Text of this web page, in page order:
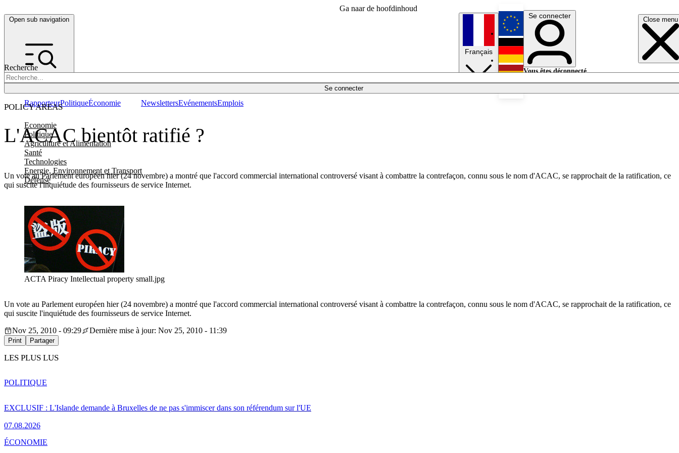
Ga naar de hoofdinhoud
Open sub navigation Close menu
Recherche
Se connecter
POLICY AREAS
Economie
Politique
Agriculture et Alimentation
Santé
Technologies
Energie, Environnement et Transport
Défense
RapporteurPolitiqueÉconomie NewslettersEvénementsEmplois
Français
English
Deutsch
Se connecter
Vous êtes déconnecté.
L'ACAC bientôt ratifié ?
Un vote au Parlement européen hier (24 novembre) a montré que l'accord commercial international controversé visant à combattre la contrefaçon, connu sous le nom d'ACAC, se rapprochait de la ratification, ce
qui suscite l'inquiétude des fournisseurs de service Internet.
ACTA Piracy Intellectual property small.jpg
Un vote au Parlement européen hier (24 novembre) a montré que l'accord commercial international controversé visant à combattre la contrefaçon, connu sous le nom d'ACAC, se rapprochait de la ratification, ce
qui suscite l'inquiétude des fournisseurs de service Internet.
Nov 25, 2010 - 09:29
Dernière mise à jour: Nov 25, 2010 - 11:39
Print Partager
LES PLUS LUS
EXCLUSIF : L'Islande demande à Bruxelles de ne pas s'immiscer dans son référendum sur l'UE
07.08.2026
POLITIQUE
ÉCONOMIE